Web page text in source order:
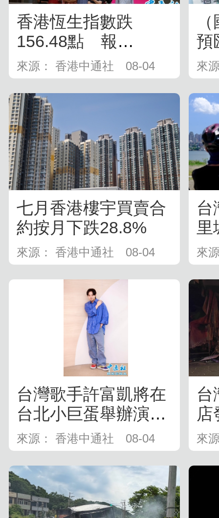
香港恆生指數跌
156.48點 報
25852.9...
來源： 香港中通社 08-04
預
億
來
七月香港樓宇買賣合
約按月下跌28.8%
來源： 香港中通社 08-04
台
里
來
台灣歌手許富凱將在
台北小巨蛋舉辦演唱
會
來源： 香港中通社 08-04
台
店
來